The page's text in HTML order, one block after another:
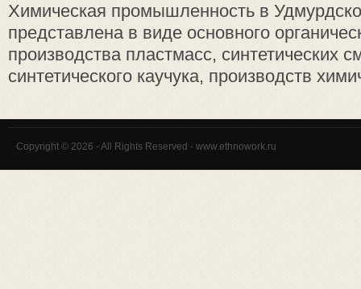
Химическая промышленность в
представлена в виде основного
производства пластмасс, синтетических
синтетического каучука, производств
Copyright © 2026 - All Rights Reserved - www.ethnowork.ru